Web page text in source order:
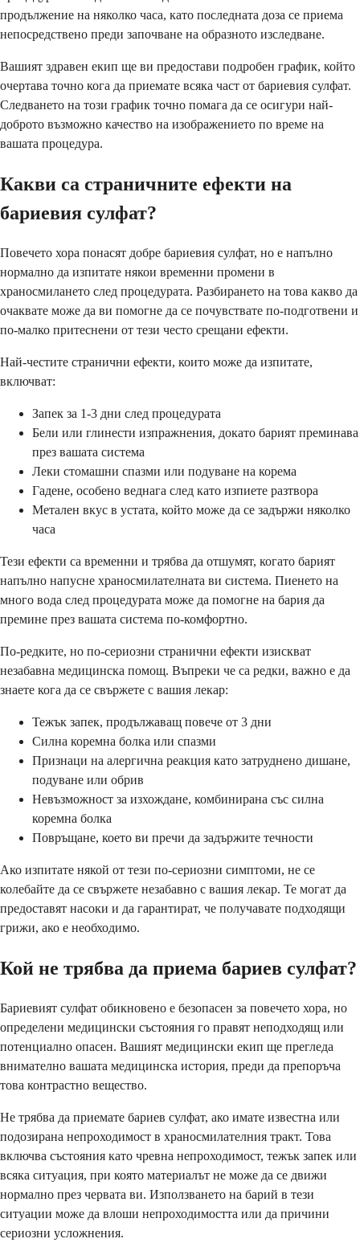
продължение на няколко часа, като последната доза се приема
непосредствено преди започване на образното изследване.
Вашият здравен екип ще ви предостави подробен график, който
очертава точно кога да приемате всяка част от бариевия сулфат.
Следването на този график точно помага да се осигури най-
доброто възможно качество на изображението по време на
вашата процедура.
Какви са страничните ефекти на
бариевия сулфат?
Повечето хора понасят добре бариевия сулфат, но е напълно
нормално да изпитате някои временни промени в
храносмилането след процедурата. Разбирането на това какво да
очаквате може да ви помогне да се почувствате по-подготвени и
по-малко притеснени от тези често срещани ефекти.
Най-честите странични ефекти, които може да изпитате,
включват:
Запек за 1-3 дни след процедурата
Бели или глинести изпражнения, докато барият преминава
през вашата система
Леки стомашни спазми или подуване на корема
Гадене, особено веднага след като изпиете разтвора
Метален вкус в устата, който може да се задържи няколко
часа
Тези ефекти са временни и трябва да отшумят, когато барият
напълно напусне храносмилателната ви система. Пиенето на
много вода след процедурата може да помогне на бария да
премине през вашата система по-комфортно.
По-редките, но по-сериозни странични ефекти изискват
незабавна медицинска помощ. Въпреки че са редки, важно е да
знаете кога да се свържете с вашия лекар:
Тежък запек, продължаващ повече от 3 дни
Силна коремна болка или спазми
Признаци на алергична реакция като затруднено дишане,
подуване или обрив
Невъзможност за изхождане, комбинирана със силна
коремна болка
Повръщане, което ви пречи да задържите течности
Ако изпитате някой от тези по-сериозни симптоми, не се
колебайте да се свържете незабавно с вашия лекар. Те могат да
предоставят насоки и да гарантират, че получавате подходящи
грижи, ако е необходимо.
Кой не трябва да приема бариев сулфат?
Бариевият сулфат обикновено е безопасен за повечето хора, но
определени медицински състояния го правят неподходящ или
потенциално опасен. Вашият медицински екип ще прегледа
внимателно вашата медицинска история, преди да препоръча
това контрастно вещество.
Не трябва да приемате бариев сулфат, ако имате известна или
подозирана непроходимост в храносмилателния тракт. Това
включва състояния като чревна непроходимост, тежък запек или
всяка ситуация, при която материалът не може да се движи
нормално през червата ви. Използването на барий в тези
ситуации може да влоши непроходимостта или да причини
сериозни усложнения.